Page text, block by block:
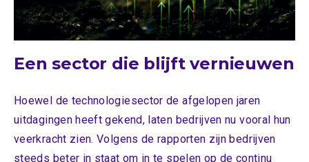
Een sector die blijft vernieuwen
Hoewel de technologiesector de afgelopen jaren
uitdagingen heeft gekend, laten bedrijven nu vooral hun
veerkracht zien. Volgens de rapporten zijn bedrijven
steeds beter in staat om in te spelen op de continu